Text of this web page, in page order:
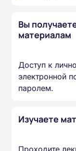
Вы
материалам
Доступ к
электронной
паролем.
Изучаете